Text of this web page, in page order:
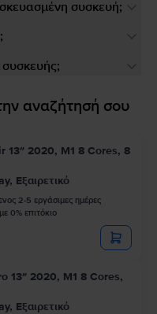
συσκευή;
συσκευής;
αναζήτησή σου
13″ 2020, M1 8 Cores, 8
Εξαιρετικό
2-5 εργάσιμες ημέρες
0% επιτόκιο
13″ 2020, M1 8 Cores,
Εξαιρετικό